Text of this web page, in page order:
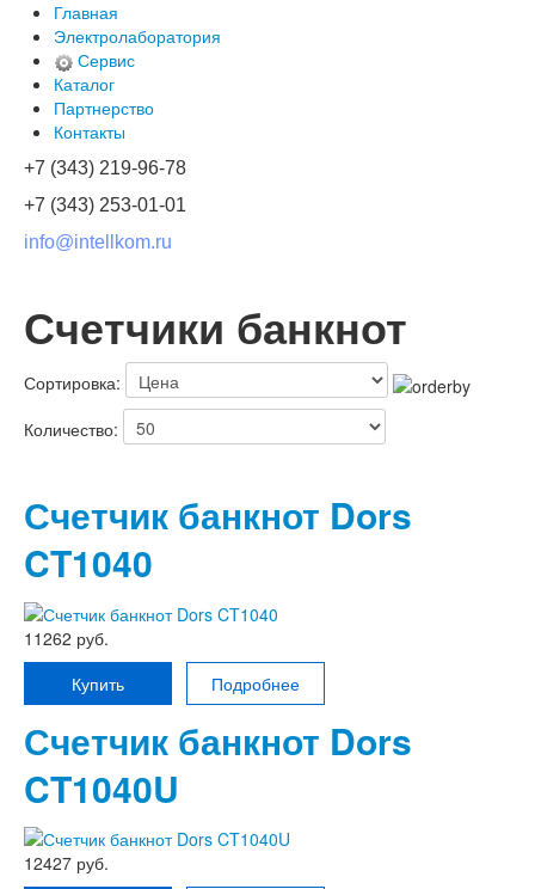
Главная
Электролаборатория
Сервис
Каталог
Партнерство
Контакты
+7 (343) 219-96-78
+7 (343) 253-01-01
info@intellkom.ru
Счетчики банкнот
Сортировка:
Количество:
Счетчик банкнот Dors
CT1040
11262 руб.
Купить
Подробнее
Счетчик банкнот Dors
CT1040U
12427 руб.